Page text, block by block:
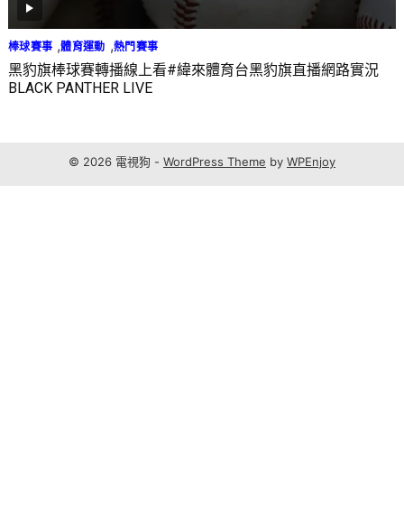
棒球賽事 ,體育運動 ,熱門賽事
黑豹旗棒球賽轉播線上看#緯來體育台黑豹旗直播網路實況
BLACK PANTHER LIVE
© 2026 電視狗 - WordPress Theme by WPEnjoy